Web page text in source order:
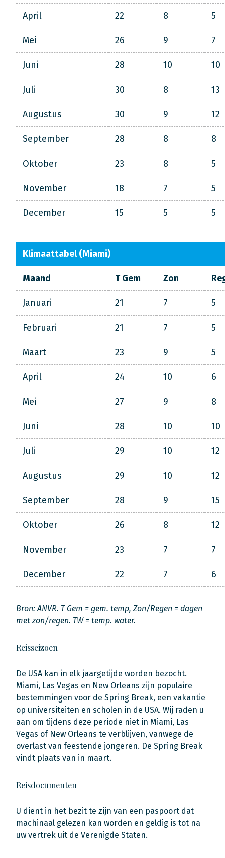
April 22 8 5
Mei 26 9 7
Juni 28 10 10
Juli 30 8 13
Augustus 30 9 12
September 28 8 8
Oktober 23 8 5
November 18 7 5
December 15 5 5
Klimaattabel (Miami)
Maand T Gem Zon
Januari 21 7 5
Februari 21 7 5
Maart 23 9 5
April 24 10 6
Mei 27 9 8
Juni 28 10 10
Juli 29 10 12
Augustus 29 10 12
September 28 9 15
Oktober 26 8 12
November 23 7 7
December 22 7 6
Bron: ANVR. T Gem = gem. temp, Zon/Regen = dagen
met zon/regen. TW = temp. water.
Reisseizoen
De USA kan in elk jaargetijde worden bezocht.
Miami, Las Vegas en New Orleans zijn populaire
bestemmingen voor de Spring Break, een vakantie
op universiteiten en scholen in de USA. Wij raden u
aan om tijdens deze periode niet in Miami, Las
Vegas of New Orleans te verblijven, vanwege de
overlast van feestende jongeren. De Spring Break
vindt plaats van in maart.
Reisdocumenten
U dient in het bezit te zijn van een paspoort dat
machinaal gelezen kan worden en geldig is tot na
uw vertrek uit de Verenigde Staten.